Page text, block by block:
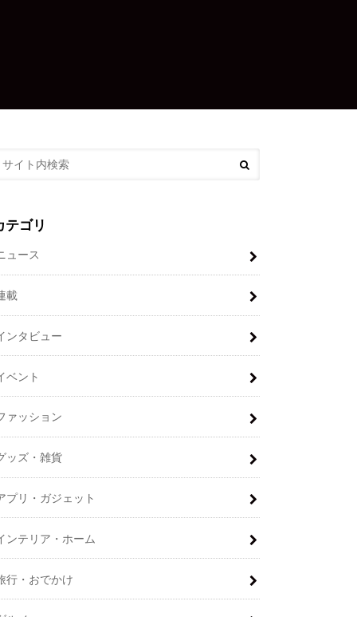
テゴリ
ュース
載
ンタビュー
ベント
ァッション
ッズ・雑貨
プリ・ガジェット
ンテリア・ホーム
行・おでかけ